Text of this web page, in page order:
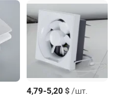
4,79-5,20$/шт.